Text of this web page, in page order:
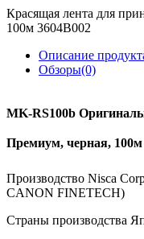
Красящая лента для
100м 3604B002
Описание
Обзоры(0)
MK-RS100b
Премиум, черная, 100м
Производство Nisca
CANON FINETECH)
Страны производства